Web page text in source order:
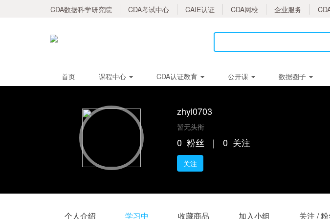
CDA数据科学研究院 CDA考试中心 CAIE认证 CDA网校 企业服务
首页 课程中心 CDA认证教育 公开课 数据圈子
zhyl0703
暂无头衔
0 粉丝 ｜ 0 关注
关注
个人介绍 学习中 收藏商品 加入小组 关注 /